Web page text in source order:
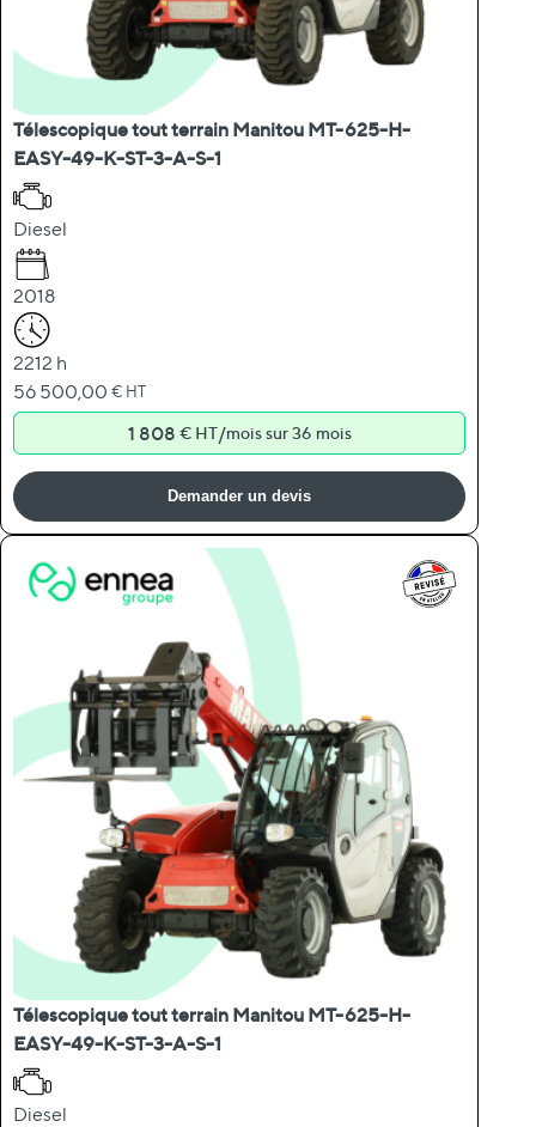
Télescopique tout terrain Manitou MT-625-H-
EASY-49-K-ST-3-A-S-1
Diesel
2018
2212 h
56 500,00 € HT
1 808 € HT/mois sur 36 mois
Demander un devis
Télescopique tout terrain Manitou MT-625-H-
EASY-49-K-ST-3-A-S-1
Diesel